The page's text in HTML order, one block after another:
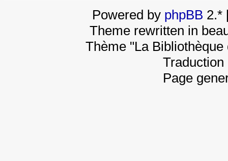
Powered by phpBB 2.*
Theme rewritten in
Thème "La
Page